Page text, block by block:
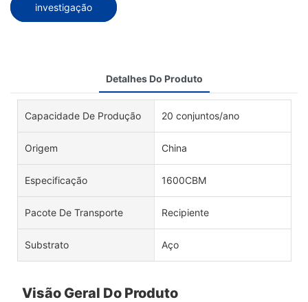
investigação
Detalhes Do Produto
Capacidade De Produção 20 conjuntos/ano
Origem China
Especificação 1600CBM
Pacote De Transporte Recipiente
Substrato Aço
Visão Geral Do Produto